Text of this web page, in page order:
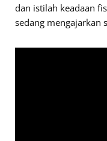
dan istilah keadaan
sedang mengajarkan